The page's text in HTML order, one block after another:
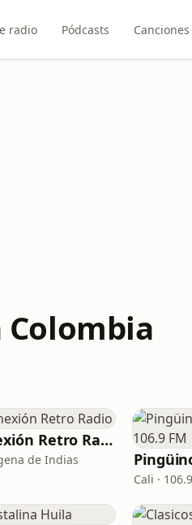
radio Pódcasts
Colombia
Conexión Retro Radio
de Indias
Cali ·